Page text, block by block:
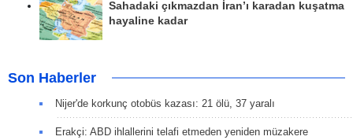
Sahadaki çıkmazdan İran’ı karadan kuşatma
hayaline kadar
Son Haberler
Nijer'de korkunç otobüs kazası: 21 ölü, 37 yaralı
Erakçi: ABD ihlallerini telafi etmeden yeniden müzakere